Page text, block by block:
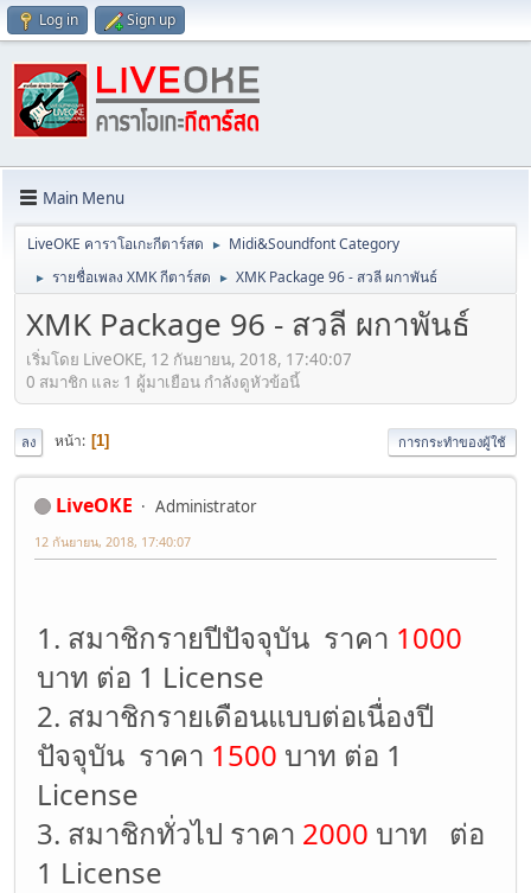
Log in Sign up
Main Menu
LiveOKE คาราโอเกะกีตาร์สด ► Midi&Soundfont Category
► รายชื่อเพลง XMK กีตาร์สด ► XMK Package 96 - สวลี ผกาพันธ์
XMK Package 96 - สวลี ผกาพันธ์
เริ่มโดย LiveOKE, 12 กันยายน, 2018, 17:40:07
0 สมาชิก และ 1 ผู้มาเยือน กำลังดูหัวข้อนี้
ลง หน้า 1 การกระทำของผู้ใช้
LiveOKE Administrator
12 กันยายน, 2018, 17:40:07
1. สมาชิกรายปีปัจจุบัน ราคา 1000
บาท ต่อ 1 License
2. สมาชิกรายเดือนแบบต่อเนื่องปี
ปัจจุบัน ราคา 1500 บาท ต่อ 1
License
3. สมาชิกทั่วไป ราคา 2000 บาท ต่อ
1 License